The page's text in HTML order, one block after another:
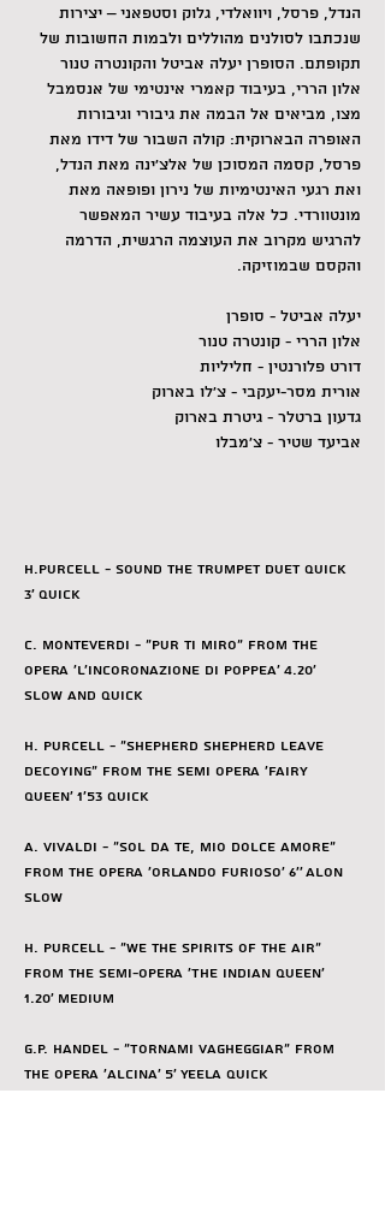
הנדל, פרסל, ויוואלדי, גלוק וסטפאני – יצירות
שנכתבו לסולנים מהוללים ולבמות החשובות של
תקופתם. הסופרן יעלה אביטל והקונטרה טנור
אלון הררי, בעיבוד קאמרי אינטימי של אנסמבל
מצו, מביאים אל הבמה את גיבורי וגיבורות
האופרה הבארוקית: קולה השבור של דידו מאת
פרסל, קסמה המסוכן של אלצ’ינה מאת הנדל,
ואת רגעי האינטימיות של נירון ופופאה מאת
מונטוורדי. כל אלה בעיבוד עשיר המאפשר
להרגיש מקרוב את העוצמה הרגשית, הדרמה
והקסם שבמוזיקה.
יעלה אביטל - סופרן
אלון הררי - קונטרה טנור
דורט פלורנטין - חליליות
אורית מסר-יעקבי - צ׳לו בארוק
גדעון ברטלר - גיטרת בארוק
אביעד שטיר - צ׳מבלו
H.Purcell - Sound the trumpet duet quick
3’ quick
C. Monteverdi - “Pur ti miro” from the
opera ‘L'incoronazione di Poppea’ 4.20’
slow and quick
H. Purcell - “Shepherd shepherd leave
decoying” from the semi opera ‘Fairy
Queen’ 1’53 quick
A. Vivaldi - “Sol da te, mio dolce amore”
from the opera ‘Orlando Furioso’ 6’’ Alon
slow
H. Purcell - “We the spirits of the air”
from the semi-opera ‘The Indian Queen’
1.20’ medium
G.P. Handel - “Tornami vagheggiar” from
the opera ‘Alcina’ 5’ Yeela quick